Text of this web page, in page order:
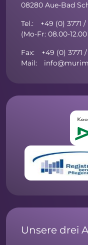
08280 Aue-Bad
Tel.: +49 (0) 3771 /
(Mo-Fr: 08.00-
Fax: +49 (0) 3771 /
Mail:
Unsere drei